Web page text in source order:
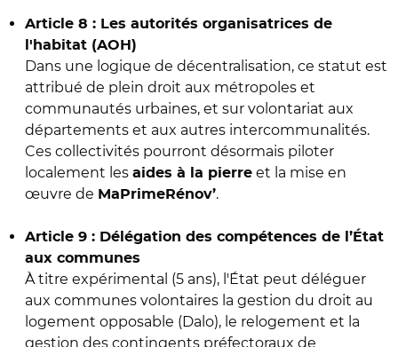
Article 8 : Les autorités organisatrices de
l'habitat (AOH)
Dans une logique de décentralisation, ce statut est
attribué de plein droit aux métropoles et
communautés urbaines, et sur volontariat aux
départements et aux autres intercommunalités.
Ces collectivités pourront désormais piloter
localement les aides à la pierre et la mise en
œuvre de MaPrimeRénov’.
Article 9 : Délégation des compétences de l’État
aux communes
À titre expérimental (5 ans), l'État peut déléguer
aux communes volontaires la gestion du droit au
logement opposable (Dalo), le relogement et la
gestion des contingents préfectoraux de